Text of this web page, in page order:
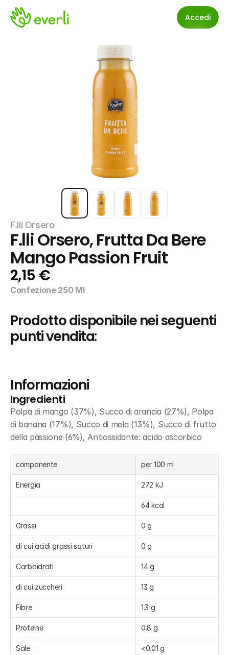
Accedi
F.lli Orsero
F.lli Orsero, Frutta Da Bere
Mango Passion Fruit
2,15 €
Confezione 250 Ml
Prodotto disponibile nei seguenti
punti vendita:
Informazioni
Ingredienti
Polpa di mango (37%), Succo di arancia (27%), Polpa
di banana (17%), Succo di mela (13%), Succo di frutto
della passione (6%), Antiossidante: acido ascorbico
componente per 100 ml
Energia 272 kJ
64 kcal
Grassi 0 g
di cui acidi grassi saturi 0 g
Carboidrati 14 g
di cui zuccheri 13 g
Fibre 1.3 g
Proteine 0.8 g
Sale <0.01 g